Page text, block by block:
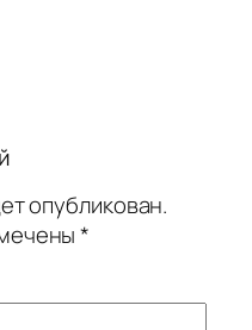
опубликован.
*